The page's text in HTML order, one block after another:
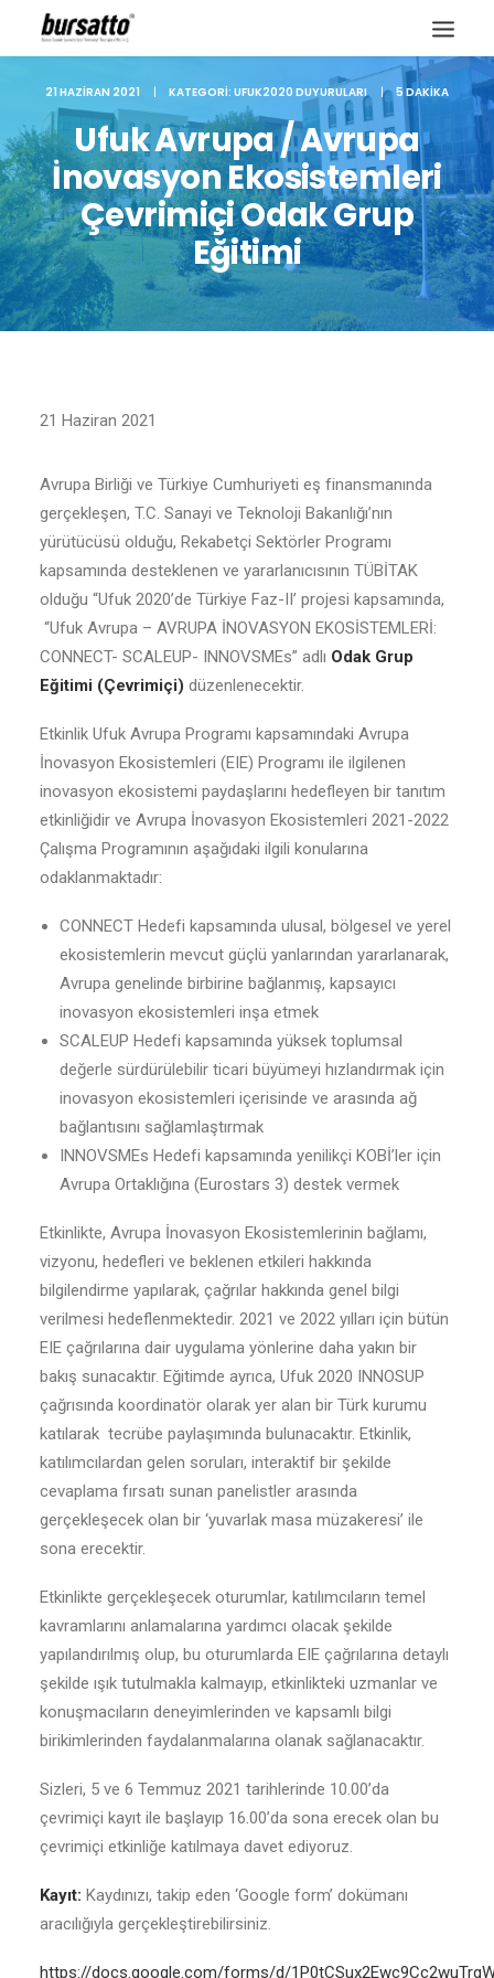
Site içi arama
21 HAZIRAN 2021 | KATEGORI: UFUK2020 DUYURULARI | 5 DAKIKA
Ufuk Avrupa / Avrupa
İnovasyon Ekosistemleri
Çevrimiçi Odak Grup
Eğitimi
21 Haziran 2021
Avrupa Birliği ve Türkiye Cumhuriyeti eş finansmanında
gerçekleşen, T.C. Sanayi ve Teknoloji Bakanlığı’nın
yürütücüsü olduğu, Rekabetçi Sektörler Programı
kapsamında desteklenen ve yararlanıcısının TÜBİTAK
olduğu “Ufuk 2020’de Türkiye Faz-II’ projesi kapsamında,
“Ufuk Avrupa – AVRUPA İNOVASYON EKOSİSTEMLERİ:
CONNECT- SCALEUP- INNOVSMEs” adlı Odak Grup
Eğitimi (Çevrimiçi) düzenlenecektir.
Etkinlik Ufuk Avrupa Programı kapsamındaki Avrupa
İnovasyon Ekosistemleri (EIE) Programı ile ilgilenen
inovasyon ekosistemi paydaşlarını hedefleyen bir tanıtım
etkinliğidir ve Avrupa İnovasyon Ekosistemleri 2021-2022
Çalışma Programının aşağıdaki ilgili konularına
odaklanmaktadır:
CONNECT Hedefi kapsamında ulusal, bölgesel ve yerel
ekosistemlerin mevcut güçlü yanlarından yararlanarak,
Avrupa genelinde birbirine bağlanmış, kapsayıcı
inovasyon ekosistemleri inşa etmek
SCALEUP Hedefi kapsamında yüksek toplumsal
değerle sürdürülebilir ticari büyümeyi hızlandırmak için
inovasyon ekosistemleri içerisinde ve arasında ağ
bağlantısını sağlamlaştırmak
INNOVSMEs Hedefi kapsamında yenilikçi KOBİ’ler için
Avrupa Ortaklığına (Eurostars 3) destek vermek
Etkinlikte, Avrupa İnovasyon Ekosistemlerinin bağlamı,
vizyonu, hedefleri ve beklenen etkileri hakkında
bilgilendirme yapılarak, çağrılar hakkında genel bilgi
verilmesi hedeflenmektedir. 2021 ve 2022 yılları için bütün
EIE çağrılarına dair uygulama yönlerine daha yakın bir
bakış sunacaktır. Eğitimde ayrıca, Ufuk 2020 INNOSUP
çağrısında koordinatör olarak yer alan bir Türk kurumu
katılarak tecrübe paylaşımında bulunacaktır. Etkinlik,
katılımcılardan gelen soruları, interaktif bir şekilde
cevaplama fırsatı sunan panelistler arasında
gerçekleşecek olan bir ‘yuvarlak masa müzakeresi’ ile
sona erecektir.
Etkinlikte gerçekleşecek oturumlar, katılımcıların temel
kavramlarını anlamalarına yardımcı olacak şekilde
yapılandırılmış olup, bu oturumlarda EIE çağrılarına detaylı
şekilde ışık tutulmakla kalmayıp, etkinlikteki uzmanlar ve
konuşmacıların deneyimlerinden ve kapsamlı bilgi
birikimlerinden faydalanmalarına olanak sağlanacaktır.
Sizleri, 5 ve 6 Temmuz 2021 tarihlerinde 10.00’da
çevrimiçi kayıt ile başlayıp 16.00’da sona erecek olan bu
çevrimiçi etkinliğe katılmaya davet ediyoruz.
Kayıt: Kaydınızı, takip eden ‘Google form’ dokümanı
aracılığıyla gerçekleştirebilirsiniz.
https://docs.google.com/forms/d/